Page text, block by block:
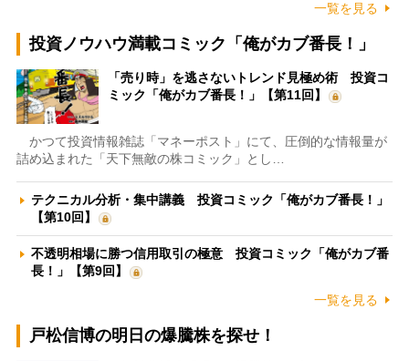
一覧を見る
投資ノウハウ満載コミック「俺がカブ番長！」
「売り時」を逃さないトレンド見極め術 投資コ
ミック「俺がカブ番長！」【第11回】
かつて投資情報雑誌「マネーポスト」にて、圧倒的な情報量が
詰め込まれた「天下無敵の株コミック」とし…
テクニカル分析・集中講義 投資コミック「俺がカブ番長！」
【第10回】
不透明相場に勝つ信用取引の極意 投資コミック「俺がカブ番
長！」【第9回】
一覧を見る
戸松信博の明日の爆騰株を探せ！